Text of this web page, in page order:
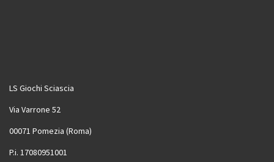
LS Giochi Sciascia
Via Varrone 52
00071 Pomezia (Roma)
P.i. 17080951001